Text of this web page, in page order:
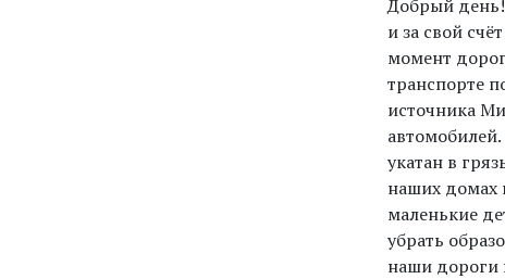
Добрый
и за свой
момент
транспорте
источника
укатан в
наших домах
маленькие
убрать
наши дороги